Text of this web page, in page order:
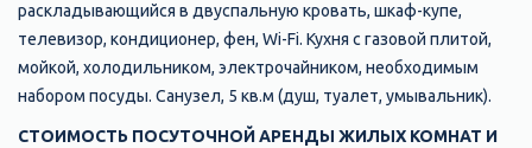
раскладывающийся в двуспальную кровать, шкаф-купе,
телевизор, кондиционер, фен, Wi-Fi. Кухня с газовой плитой,
мойкой, холодильником, электрочайником, необходимым
набором посуды. Санузел, 5 кв.м (душ, туалет, умывальник).
СТОИМОСТЬ ПОСУТОЧНОЙ АРЕНДЫ ЖИЛЫХ КОМНАТ И